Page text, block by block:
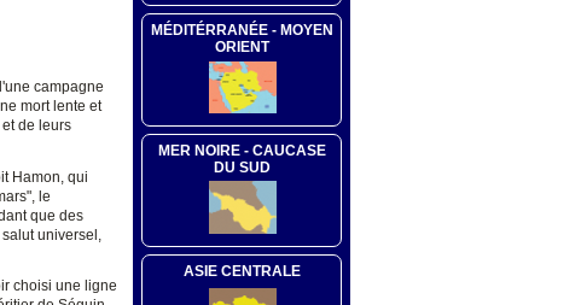
campagne
mort lente et
de leurs
Hamon, qui
le
que des
universel,
choisi une ligne
MÉDITÉRRANÉE - MOYEN
ORIENT
MER NOIRE - CAUCASE
DU SUD
ASIE CENTRALE